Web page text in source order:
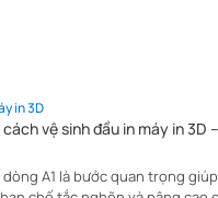
in 3D
vệ sinh đầu in máy in 3D
A1 là bước quan trọng